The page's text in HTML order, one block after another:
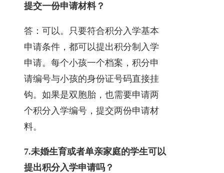
提交一份申请材料？
答：可以。只要符合积分入学基本
申请条件，都可以提出积分制入学
申请。每个小孩一个档案，积分申
请编号与小孩的身份证号码直接挂
钩。如果是双胞胎，也需要申请两
个积分入学编号，提交两份申请材
料。
7.未婚生育或者单亲家庭的学生可以
提出积分入学申请吗？